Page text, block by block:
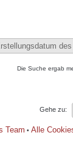
Die Suche ergab
Gehe zu:
Team • Alle